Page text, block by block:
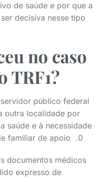
de saúde e por que a
decisiva nesse tipo
no caso
TRF1?
público federal
outra localidade por
saúde e à necessidade
familiar de apoio .0
documentos médicos
expresso de